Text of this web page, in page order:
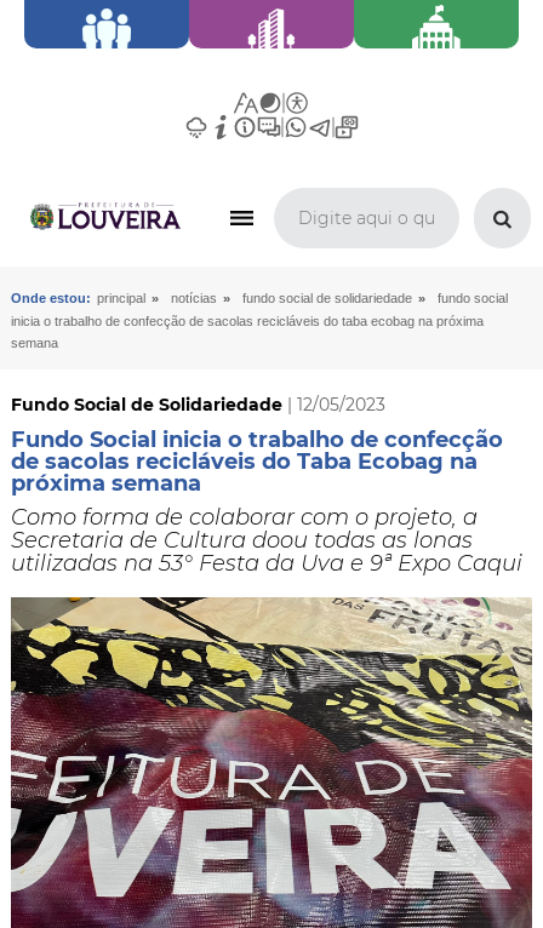
Onde estou: principal » notícias » fundo social de solidariedade »
fundo social
inicia o trabalho de confecção de sacolas recicláveis do taba ecobag na próxima
semana
Fundo Social de Solidariedade| 12/05/2023
Fundo Social inicia o trabalho de confecção
de sacolas recicláveis do Taba Ecobag na
próxima semana
Como forma de colaborar com o projeto, a
Secretaria de Cultura doou todas as lonas
utilizadas na 53° Festa da Uva e 9ª Expo Caqui